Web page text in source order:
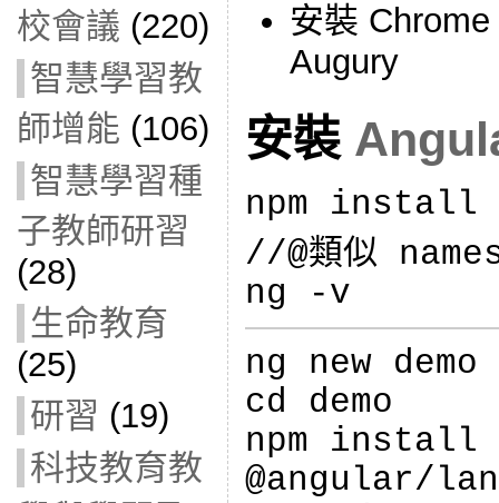
校會議 (220)
智慧學習教
師增能 (106)
智慧學習種
子教師研習
(28)
生命教育
(25)
研習 (19)
科技教育教
安裝
Augury
安裝
npm install
//@類似
ng -v
ng new
cd demo
npm install
@angular/